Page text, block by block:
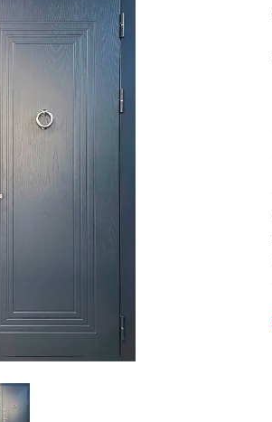
Для дачи
Для бани
Для общественных зданий
Для магазина